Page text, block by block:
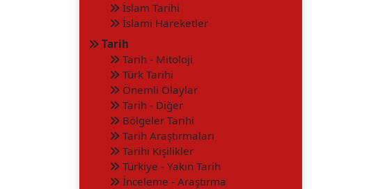
İslam Tarihi
İslami Hareketler
Tarih
Tarih - Mitoloji
Türk Tarihi
Önemli Olaylar
Tarih - Diğer
Bölgeler Tarihi
Tarih Araştırmaları
Tarihi Kişilikler
Türkiye - Yakın Tarih
İnceleme - Araştırma